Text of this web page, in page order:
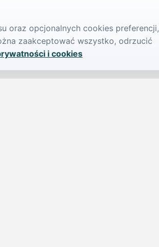
oraz opcjonalnych cookies preferencji,
zaakceptować wszystko, odrzucić
i cookies